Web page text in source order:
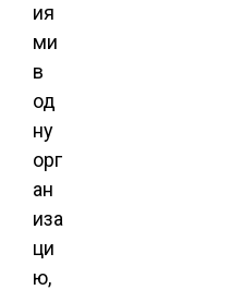
ия
ми
в
од
ну
орг
ан
иза
ци
ю,